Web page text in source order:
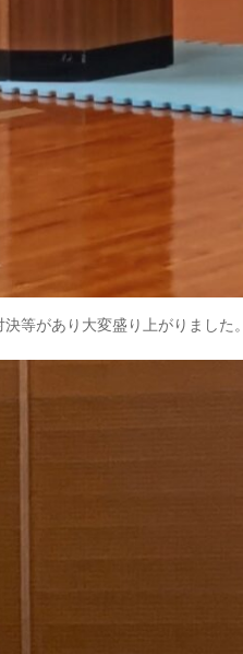
等があり大変盛り上がりました。